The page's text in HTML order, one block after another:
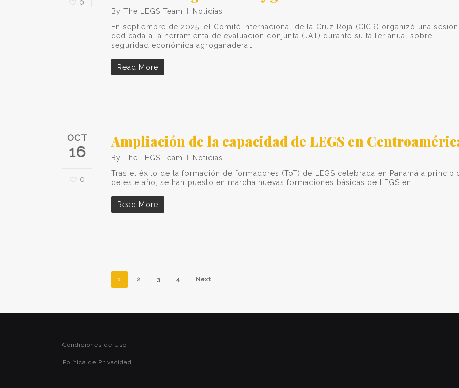
0
By The LEGS Team
Noticias
En septiembre de 2025, el Comité Internacional de la Cruz Roja (CICR) organizó una sesión
dedicada a la herramienta de evaluación conjunta (JAT) durante su taller anual sobre
seguridad económica agroganadera…
Read More
OCT
16
0
Ampliación de la capacidad de LEGS en
By The LEGS Team
Noticias
Tras el éxito de la formación de formadores (ToT) de LEGS celebrada en Panamá a
de este año, se han puesto en marcha nuevas formaciones básicas de LEGS en…
Read More
1 2 3 4 Next
Condiciones de Uso
Política de Privacidad